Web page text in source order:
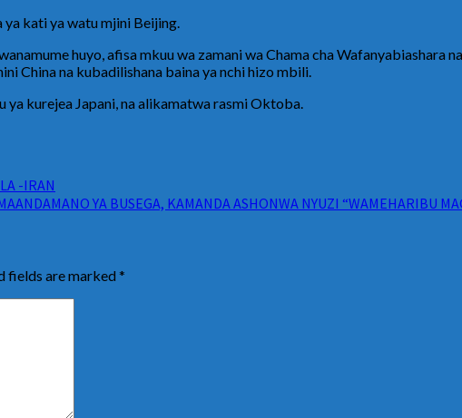
kati ya watu mjini Beijing.
huyo, afisa mkuu wa zamani wa Chama cha Wafanyabiashara
China na kubadilishana baina ya nchi hizo mbili.
kurejea Japani, na alikamatwa rasmi Oktoba.
-IRAN
YA BUSEGA, KAMANDA ASHONWA NYUZI “WAMEHARIBU
fields are marked*